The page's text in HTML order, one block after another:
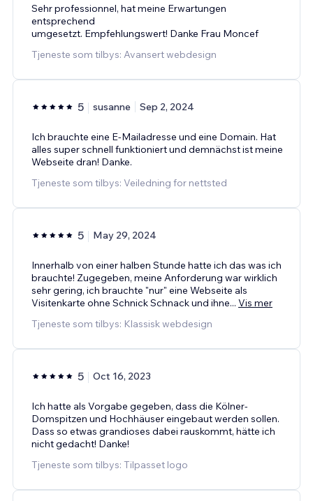
Sehr professionnel, hat meine Erwartungen
entsprechend
umgesetzt. Empfehlungswert! Danke Frau Moncef
Tjeneste som tilbys: Avansert webdesign
5 susanne Sep 2, 2024
Ich brauchte eine E-Mailadresse und eine Domain. Hat
alles super schnell funktioniert und demnächst ist meine
Webseite dran! Danke.
Tjeneste som tilbys: Veiledning for nettsted
5 May 29, 2024
Innerhalb von einer halben Stunde hatte ich das was ich
brauchte! Zugegeben, meine Anforderung war wirklich
sehr gering, ich brauchte "nur" eine Webseite als
Visitenkarte ohne Schnick Schnack und ihne... Vis mer
Tjeneste som tilbys: Klassisk webdesign
5 Oct 16, 2023
Ich hatte als Vorgabe gegeben, dass die Kölner-
Domspitzen und Hochhäuser eingebaut werden sollen.
Dass so etwas grandioses dabei rauskommt, hätte ich
nicht gedacht! Danke!
Tjeneste som tilbys: Tilpasset logo